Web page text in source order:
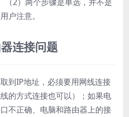
户注意。
连接问题
到IP地址，必须要用网线连接
的方式连接也可以）；如果电
不正确、电脑和路由器上的接